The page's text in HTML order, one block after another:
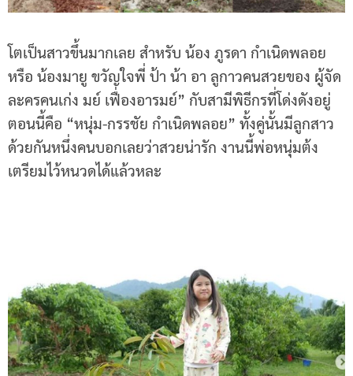
โตเป็นสาวขึ้นมากเลย สำหรับ น้อง ภูรดา กำเนิดพลอย
หรือ น้องมายู ขวัญใจพี่ ป้า น้า อา ลูกาวคนสวยของ ผู้จัด
ละครคนเก่ง มย์ เฟื่องอารมย์” กับสามีพิธีกรที่โด่งดังอยู่
ตอนนี้คือ “หนุ่ม-กรรชัย กำเนิดพลอย” ทั้งคู่นั้นมีลูกสาว
ด้วยกันหนึ่งคนบอกเลยว่าสวยน่ารัก งานนี้พ่อหนุ่มต้ง
เตรียมไว้หนวดได้แล้วหละ